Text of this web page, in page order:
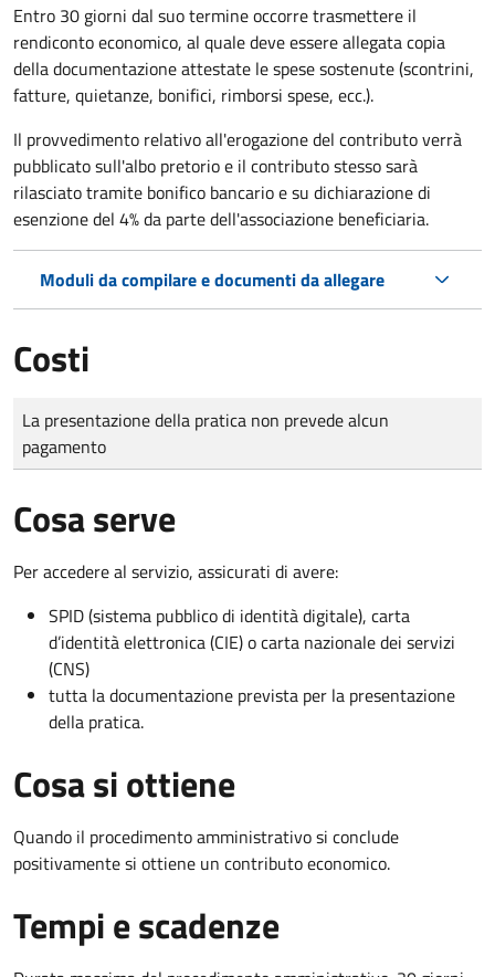
Entro 30 giorni dal suo termine occorre trasmettere il
rendiconto economico, al quale deve essere allegata copia
della documentazione attestate le spese sostenute (scontrini,
fatture, quietanze, bonifici, rimborsi spese, ecc.).
Il provvedimento relativo all'erogazione del contributo verrà
pubblicatosull'albo pretorio e il contributo stesso sarà
rilasciato tramite bonifico bancario e su dichiarazione di
esenzione del 4% da parte dell'associazione beneficiaria.
Moduli da compilare e documenti da allegare
Costi
Tipo di pagamento
Importo
La presentazione della pratica non prevede alcun
pagamento
Cosa serve
Per accedere al servizio, assicurati di avere:
SPID (sistema pubblico di identità digitale), carta
d’identità elettronica (CIE) o carta nazionale dei servizi
(CNS)
tutta la documentazione prevista per la presentazione
della pratica.
Cosa si ottiene
Quando il procedimento amministrativo si conclude
positivamente si ottiene un contributo economico.
Tempi e scadenze